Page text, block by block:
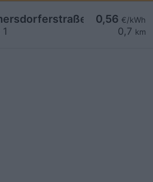
0,56 €/kWh
0,7 km
1, DC